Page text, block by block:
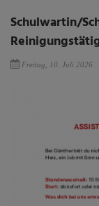
Schulwartin/
Freitag, 10. Juli 2026